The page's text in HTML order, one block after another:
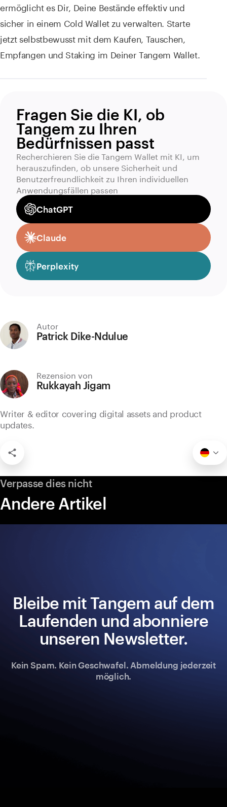
ermöglicht es Dir, Deine Bestände effektiv und
sicher in einem Cold Wallet zu verwalten. Starte
jetzt selbstbewusst mit dem Kaufen, Tauschen,
Empfangen und Staking im Deiner Tangem Wallet.
Fragen Sie die KI, ob
Tangem zu Ihren
Bedürfnissen passt
Recherchieren Sie die Tangem Wallet mit KI, um
herauszufinden, ob unsere Sicherheit und
Benutzerfreundlichkeit zu Ihren individuellen
Anwendungsfällen passen
ChatGPT
Claude
Perplexity
Autor
Patrick Dike-Ndulue
Rezension von
Rukkayah Jigam
Writer & editor covering digital assets and product
updates.
Verpasse dies nicht
Andere Artikel
Bleibe mit Tangem auf dem
Laufenden und abonniere
unseren Newsletter.
Kein Spam. Kein Geschwafel. Abmeldung jederzeit
möglich.